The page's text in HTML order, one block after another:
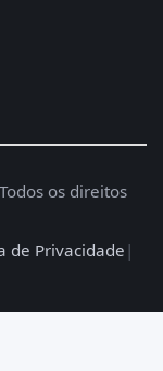
os direitos
de Privacidade|